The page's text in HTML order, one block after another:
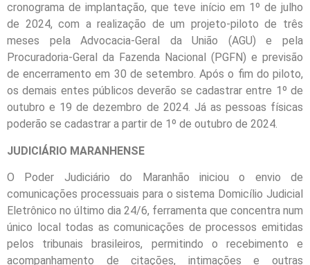
cronograma de implantação, que teve início em 1º de julho
de 2024, com a realização de um projeto-piloto de três
meses pela Advocacia-Geral da União (AGU) e pela
Procuradoria-Geral da Fazenda Nacional (PGFN) e previsão
de encerramento em 30 de setembro. Após o fim do piloto,
os demais entes públicos deverão se cadastrar entre 1º de
outubro e 19 de dezembro de 2024. Já as pessoas físicas
poderão se cadastrar a partir de 1º de outubro de 2024.
JUDICIÁRIO MARANHENSE
O Poder Judiciário do Maranhão iniciou o envio de
comunicações processuais para o sistema Domicílio Judicial
Eletrônico no último dia 24/6, ferramenta que concentra num
único local todas as comunicações de processos emitidas
pelos tribunais brasileiros, permitindo o recebimento e
acompanhamento de citações, intimações e outras